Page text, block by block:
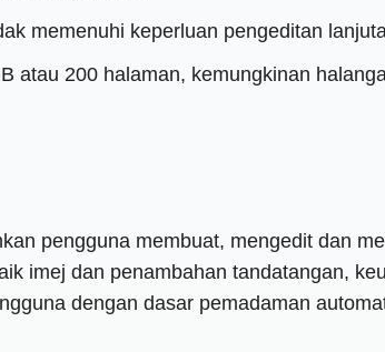
memenuhi keperluan pengeditan
atau 200 halaman, kemungkinan
pengguna membuat, mengedit dan
imej dan penambahan tandatangan,
dengan dasar pemadaman